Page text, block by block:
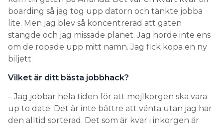
om de ropade upp mitt namn. Jag fick köpa en ny
biljett.
Vilket är ditt bästa jobbhack?
– Jag jobbar hela tiden för att mejlkorgen ska vara
den alltid sorterad. Det som är kvar i inkorgen är
bara sådant som jag inte har svarat på. Ibland ser jag
medarbetare och kompisar som har alldeles för
mycket i sin inkorg.